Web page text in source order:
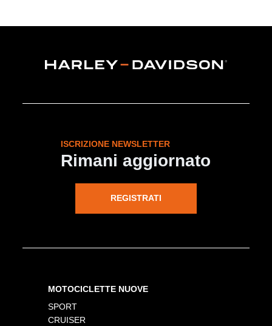
ISCRIZIONE NEWSLETTER
Rimani aggiornato
REGISTRATI
MOTOCICLETTE NUOVE
SPORT
CRUISER